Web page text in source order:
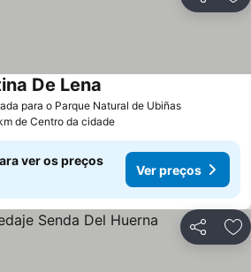
para o Parque Natural de UbiñasVer
De Lena
de Centro da cidade
ver os preços
Ver preços
Partilhar